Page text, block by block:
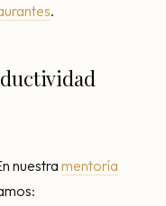
.
nuestra mentoría